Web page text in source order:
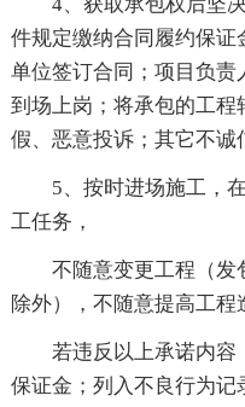
4、获取承包权后坚
件规定缴纳合同履约保
单位签订合同；项目负责
到场上岗；将承包的工
假、恶意投诉；其它不诚
5、按时进场施工，
工任务，
不随意变更工程（发
除外），不随意提高工程
若违反以上承诺内容
保证金；列入不良行为记